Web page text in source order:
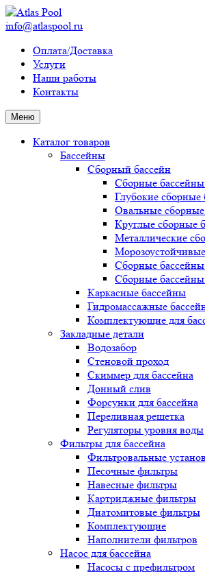
info@atlaspool.ru
Оплата/Доставка
Услуги
Наши работы
Контакты
Меню
Каталог товаров
Бассейны
Сборный бассейн
Сборные бассейны
Глубокие сборные
Овальные
Круглые сборные
Металлические
Сборные
Сборные
Каркасные бассейны
Гидромассажные
Комплектующие для
Закладные детали
Водозабор
Стеновой проход
Скиммер для бассейна
Донный слив
Форсунки для бассейна
Переливная решетка
Регуляторы уровня воды
Фильтры для бассейна
Фильтровальные
Песочные фильтры
Навесные фильтры
Картриджные фильтры
Диатомитовые фильтры
Комплектующие
Наполнители фильтров
Насос для бассейна
Насосы с префильтром